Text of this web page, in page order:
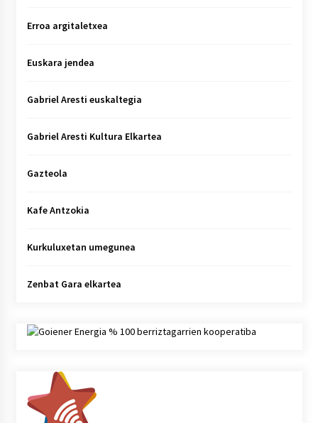
Erroa argitaletxea
Euskara jendea
Gabriel Aresti euskaltegia
Gabriel Aresti Kultura Elkartea
Gazteola
Kafe Antzokia
Kurkuluxetan umegunea
Zenbat Gara elkartea